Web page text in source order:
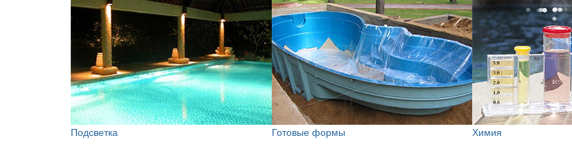
Подсветка Готовые формы Химия